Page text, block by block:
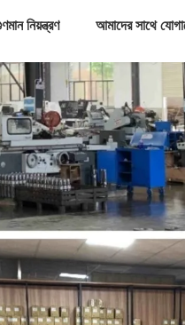
নিয়ন্ত্রণ আমাদের সাথে